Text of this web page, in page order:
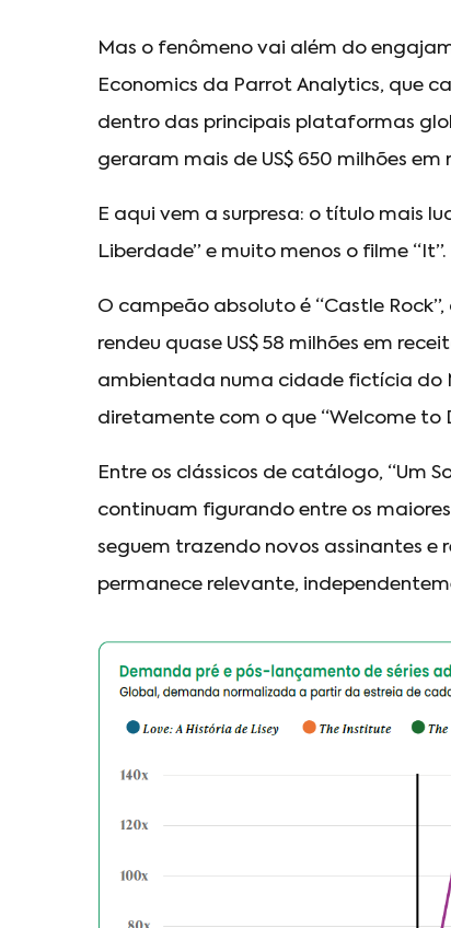
Mas o fenômeno vai além do
Economics da Parrot Analytics, que
dentro das principais plataformas
geraram mais de US$ 650 milhões
E aqui vem a surpresa: o título mais
Liberdade” e muito menos o filme “It”.
O campeão absoluto é “Castle
rendeu quase US$ 58 milhões em
ambientada numa cidade fictícia do
diretamente com o que “Welcome to
Entre os clássicos de catálogo, “Um
continuam figurando entre os
seguem trazendo novos assinantes
permanece relevante,